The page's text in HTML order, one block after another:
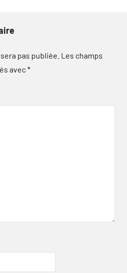
pas publiée. Les champs
avec*